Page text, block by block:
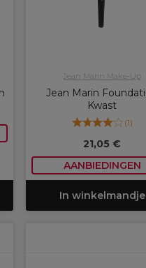
Jean Marin Make-Up
Jean Marin
Kwast
(1)
21,05 €
AANBIEDINGEN
In winkelmandje